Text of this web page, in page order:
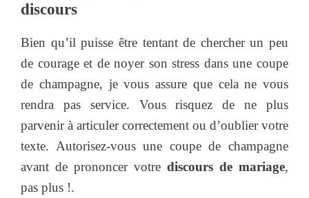
discours
Bien qu’il puisse être tentant de chercher un peu
de courage et de noyer son stress dans une coupe
de champagne, je vous assure que cela ne vous
rendra pas service. Vous risquez de ne plus
parvenir à articuler correctement ou d’oublier votre
texte. Autorisez-vous une coupe de champagne
avant de prononcer votre discours de mariage,
pas plus !.